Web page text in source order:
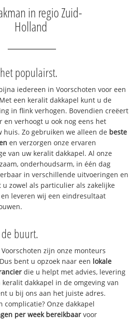
in regio Zuid-
Holland
populairst.
iedereen in Voorschoten voor een
een keralit dakkapel kunt u de
in flink verhogen. Bovendien creëert
en verhoogt u ook nog eens het
huis. Zo gebruiken we alleen de beste
en verzorgen onze ervaren
van uw keralit dakkapel. Al onze
onderhoudsarm, in één dag
in verschillende uitvoeringen en
zowel als particulier als zakelijke
leveren wij een eindresultaat
buurt.
zijn onze monteurs
bent u opzoek naar een lokale
die u helpt met advies, levering
dakkapel in de omgeving van
u bij ons aan het juiste adres.
complicatie? Onze dakkapel
per week bereikbaar voor